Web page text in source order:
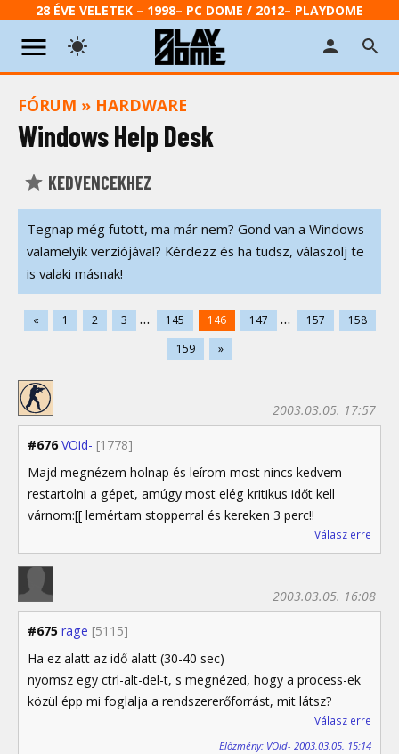
28 ÉVE VELETEK – 1998– PC DOME / 2012– PLAYDOME
FÓRUM » HARDWARE
Windows Help Desk
KEDVENCEKHEZ
Tegnap még futott, ma már nem? Gond van a Windows
valamelyik verziójával? Kérdezz és ha tudsz, válaszolj te
is valaki másnak!
« 1 2 3 ... 145 146 147 ... 157
158
159
»
#676 VOid- [1778]
2003.03.05. 17:57
Majd megnézem holnap és leírom most nincs kedvem
restartolni a gépet, amúgy most elég kritikus időt kell
várnom:[[ lemértam stopperral és kereken 3 perc!!
Válasz erre
#675 rage [5115]
2003.03.05. 16:08
Ha ez alatt az idő alatt (30-40 sec)
nyomsz egy ctrl-alt-del-t, s megnézed, hogy a process-ek
közül épp mi foglalja a rendszererőforrást, mit látsz?
Válasz erre
Előzmény: VOid- 2003.03.05. 15:14